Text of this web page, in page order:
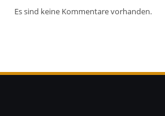
Es sind keine Kommentare vorhanden.